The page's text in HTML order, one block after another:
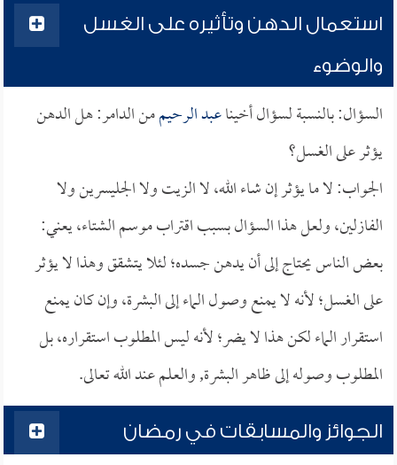
استعمال الدهن وتأثيره على الغسل
والوضوء
السؤال: بالنسبة لسؤال أخيناعبد الرحيممن الدامر: هل الدهن
يؤثر على الغسل؟
الجواب: لا ما يؤثر إن شاء الله، لا الزيت ولا الجليسرين ولا
الفازلين، ولعل هذا السؤال بسبب اقتراب موسم الشتاء، يعني:
بعض الناس يحتاج إلى أن يدهن جسده؛ لئلا يتشقق وهذا لا يؤثر
على الغسل؛ لأنه لا يمنع وصول الماء إلى البشرة، وإن كان يمنع
استقرار الماء لكن هذا لا يضر؛ لأنه ليس المطلوب استقراره، بل
المطلوب وصوله إلى ظاهر البشرة, والعلم عند الله تعالى.
الجوائز والمسابقات في رمضان